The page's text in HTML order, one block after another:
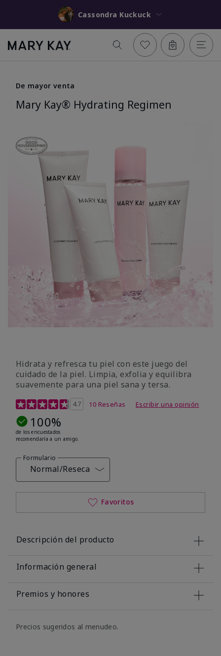
Cassondra Kuckuck
De mayor venta
Mary Kay® Hydrating Regimen
Hidrata y refresca tu piel con este juego del
cuidado de la piel. Limpia, exfolia y equilibra
suavemente para una piel sana y tersa.
Calificación de clientes de 5 de 5
4.7 10 Reseñas Escribir una opinión
100%
de los encuestados
recomendaría a un amigo.
Formulario
Normal/Reseca
Favoritos
Descripción del producto
Información general
Premios y honores
Precios sugeridos al menudeo.